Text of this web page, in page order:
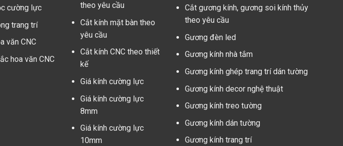
cường lực
trang trí
văn CNC
hoa văn CNC
theo yêu cầu
Cắt kính mặt bàn theo
yêu cầu
Cắt kính CNC theo thiết
kế
Giá kính cường lực
Giá kính cường lực
8mm
Giá kính cường lực
10mm
Cắt gương kính, gương soi kính thủy
theo yêu cầu
Gương đèn led
Gương kính nhà tắm
Gương kính ghép trang trí dán tường
Gương kính decor nghệ thuật
Gương kính treo tường
Gương kính dán tường
Gương kính trang trí